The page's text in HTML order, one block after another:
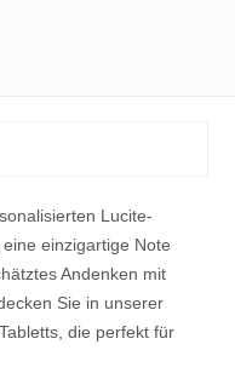
Lucite-
einzigartige Note
Andenken mit
Sie in unserer
die perfekt für